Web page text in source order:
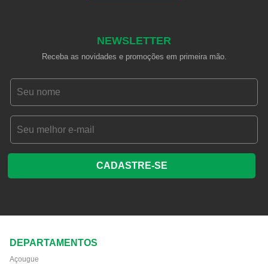
NEWSLETTER
Receba as novidades e promoções em primeira mão.
CADASTRE-SE
DEPARTAMENTOS
Açougue